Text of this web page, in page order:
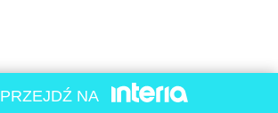
PRZEJDŹ NA